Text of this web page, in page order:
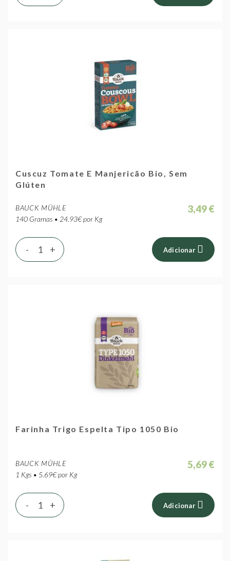
Cuscuz Tomate E Manjericão Bio, Sem
Glúten
BAUCK MÜHLE
140 Gramas • 24.93€ por Kg
3,49 €
+
- Adicionar
Farinha Trigo Espelta Tipo 1050 Bio
BAUCK MÜHLE
1 Kgs • 5.69€ por Kg
5,69 €
+
- Adicionar